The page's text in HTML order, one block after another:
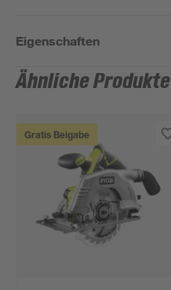
Eigenschaften
Ähnliche Produkte
Gratis Beigabe